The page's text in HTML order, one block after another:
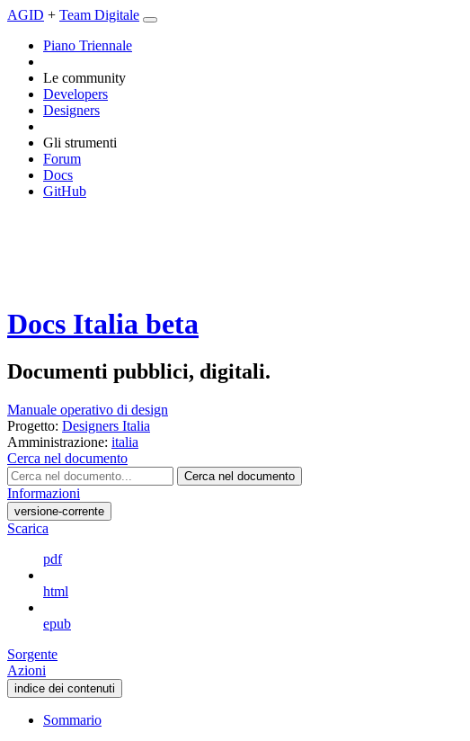
AGID + Team Digitale
Piano Triennale
Le community
Developers
Designers
Gli strumenti
Forum
Docs
GitHub
Docs Italia beta
Documenti pubblici, digitali.
Manuale operativo di design
Progetto: Designers Italia
Amministrazione: italia
Cerca nel documento
Cerca nel documento
Informazioni
versione-corrente
Scarica
pdf
html
epub
Sorgente
Azioni
indice dei contenuti
Sommario